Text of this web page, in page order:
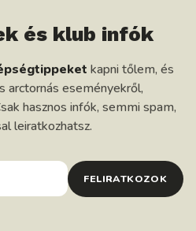
és klub infók
kapni tőlem, és
arctornás eseményekről,
hasznos infók, semmi spam,
leiratkozhatsz.
FELIRATKOZOK